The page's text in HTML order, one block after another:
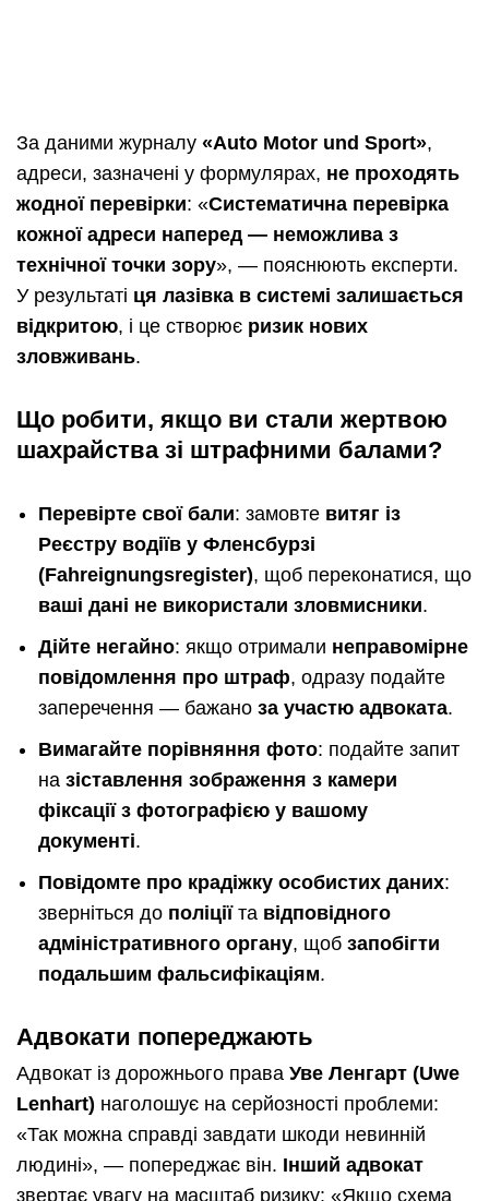
За даними журналу «Auto Motor und Sport»,
адреси, зазначені у формулярах, не проходять
жодної перевірки: «Систематична перевірка
кожної адреси наперед — неможлива з
технічної точки зору», — пояснюють експерти.
У результаті ця лазівка в системі залишається
відкритою, і це створює ризик нових
зловживань.
Що робити, якщо ви стали жертвою
шахрайства зі штрафними балами?
Перевірте свої бали: замовте витяг із
Реєстру водіїв у Фленсбурзі
(Fahreignungsregister), щоб переконатися, що
ваші дані не використали зловмисники.
Дійте негайно: якщо отримали неправомірне
повідомлення про штраф, одразу подайте
заперечення — бажано за участю адвоката.
Вимагайте порівняння фото: подайте запит
на зіставлення зображення з камери
фіксації з фотографією у вашому
документі.
Повідомте про крадіжку особистих даних:
зверніться до поліціїта відповідного
адміністративного органу, щоб запобігти
подальшим фальсифікаціям.
Адвокати попереджають
Адвокат із дорожнього права Уве Ленгарт (Uwe
Lenhart) наголошує на серйозності проблеми:
«Так можна справді завдати шкоди невинній
людині», — попереджає він. Інший адвокат
звертає увагу на масштаб ризику: «Якщо схема